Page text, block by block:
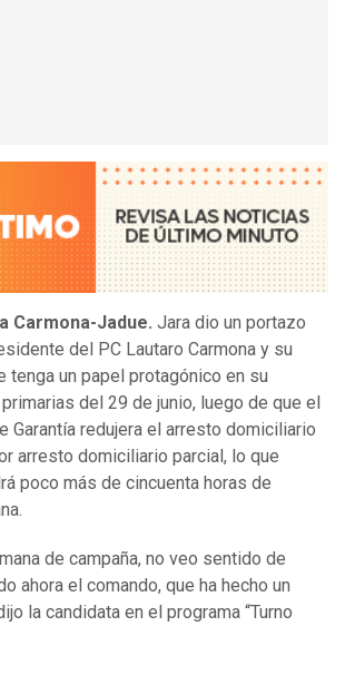
Carmona-Jadue. Jara dio un portazo
del PC Lautaro Carmona y su
tenga un papel protagónico en su
del 29 de junio, luego de que el
Garantía redujera el arresto domiciliario
arresto domiciliario parcial, lo que
poco más de cincuenta horas de
de campaña, no veo sentido de
ahora el comando, que ha hecho un
la candidata en el programa “Turno